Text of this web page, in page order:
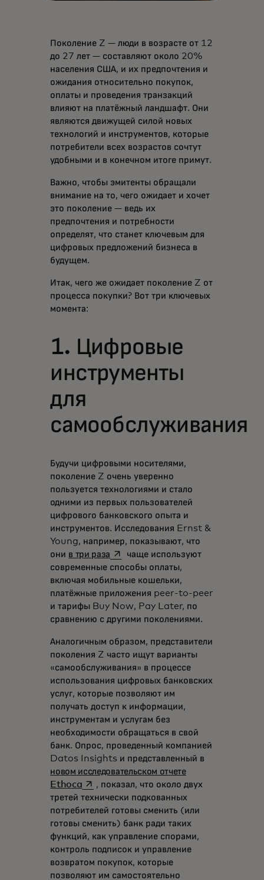
Поколение Z — люди в возрасте от 12
до 27 лет — составляют около 20%
населения США, и их предпочтения и
ожидания относительно покупок,
оплаты и проведения транзакций
влияют на платёжный ландшафт. Они
являются движущей силой новых
технологий и инструментов, которые
потребители всех возрастов сочтут
удобными и в конечном итоге примут.
Важно, чтобы эмитенты обращали
внимание на то, чего ожидает и хочет
это поколение — ведь их
предпочтения и потребности
определят, что станет ключевым для
цифровых предложений бизнеса в
будущем.
Итак, чего же ожидает поколение Z от
процесса покупки? Вот три ключевых
момента:
1. Цифровые
инструменты
для
самообслуживания
Будучи цифровыми носителями,
поколение Z очень уверенно
пользуется технологиями и стало
одними из первых пользователей
цифрового банковского опыта и
инструментов. Исследования Ernst &
Young, например, показывают, что
они в три раза opens in a new tab
чаще используют
современные способы оплаты,
включая мобильные кошельки,
платёжные приложения peer-to-peer
и тарифы Buy Now, Pay Later, по
сравнению с другими поколениями.
Аналогичным образом, представители
поколения Z часто ищут варианты
«самообслуживания» в процессе
использования цифровых банковских
услуг, которые позволяют им
получать доступ к информации,
инструментам и услугам без
необходимости обращаться в свой
банк. Опрос, проведенный компанией
Datos Insights и представленный в
новом исследовательском отчете
Ethocaopens in a new tab
, показал, что около двух
третей технически подкованных
потребителей готовы сменить (или
готовы сменить) банк ради таких
функций, как управление спорами,
контроль подписок и управление
возвратом покупок, которые
позволяют им самостоятельно